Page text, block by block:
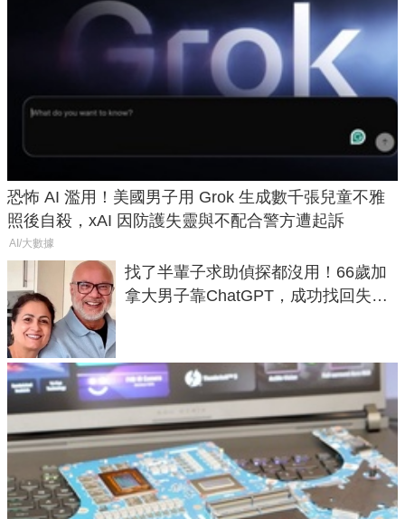
恐怖 AI 濫用！美國男子用 Grok 生成數千張兒童不雅
照後自殺，xAI 因防護失靈與不配合警方遭起訴
AI/大數據
找了半輩子求助偵探都沒用！66歲加
拿大男子靠ChatGPT，成功找回失散